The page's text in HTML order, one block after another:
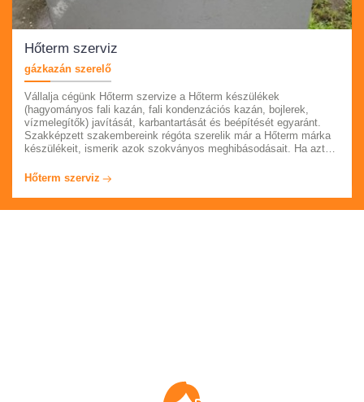
Hőterm szerviz
gázkazán szerelő
Vállalja cégünk Hőterm szervize a Hőterm készülékek
(hagyományos fali kazán, fali kondenzációs kazán, bojlerek,
vízmelegítők) javítását, karbantartását és beépítését egyaránt.
Szakképzett szakembereink régóta szerelik már a Hőterm márka
készülékeit, ismerik azok szokványos meghibásodásait. Ha azt
feltétlenül hívja ügyfélszolgálatunkat az oldalon feltűntetett
Hőterm szerviz